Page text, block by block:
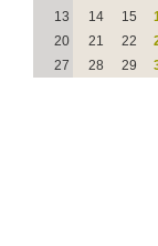
13
14 15
20
21 22
27
28 29